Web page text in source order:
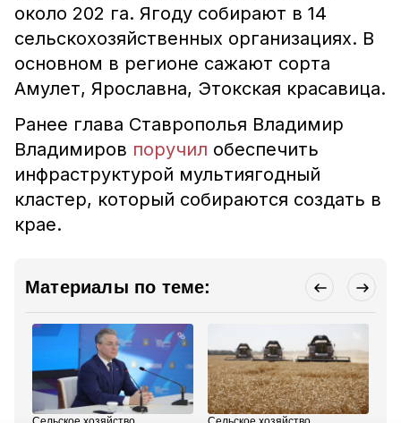
около 202 га. Ягоду собирают в 14
сельскохозяйственных организациях. В
основном в регионе сажают сорта
Амулет, Ярославна, Этокская красавица.
Ранее глава Ставрополья Владимир
Владимиров поручил обеспечить
инфраструктурой мультиягодный
кластер, который собираются создать в
крае.
Материалы по теме: